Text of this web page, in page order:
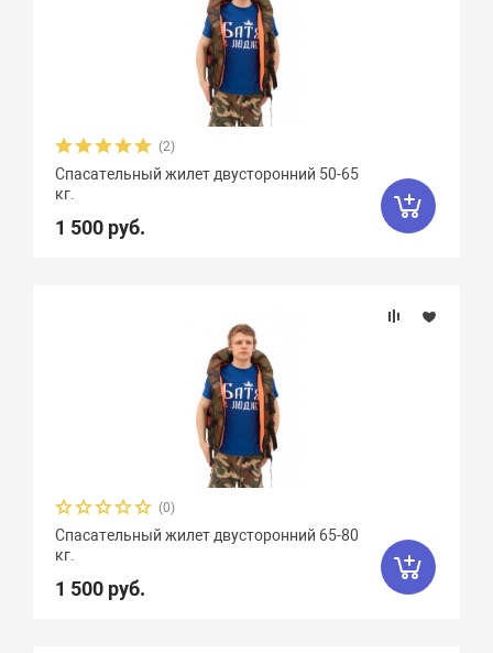
(2)
Спасательный жилет двусторонний 50-65
кг.
1 500 руб.
(0)
Спасательный жилет двусторонний 65-80
кг.
1 500 руб.